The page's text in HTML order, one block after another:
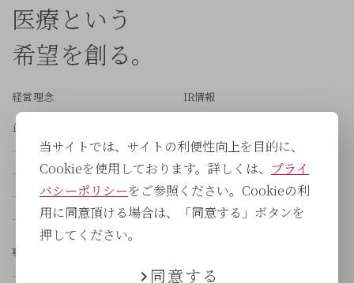
医療という
希望を創る。
経営理念
企業情報
会社概要
役員紹介
国内外の医療の負
CUCグループの歩み
事業概要
IR情報
採用情報
研修制度について
当サイトでは、サイトの利便性向上を目的に、
Cookieを使用しております。詳しくは、 プライ
バシーポリシーをご参照ください。Cookieの利
用に同意頂ける場合は、「同意する」ボタンを
押してください。
同意する